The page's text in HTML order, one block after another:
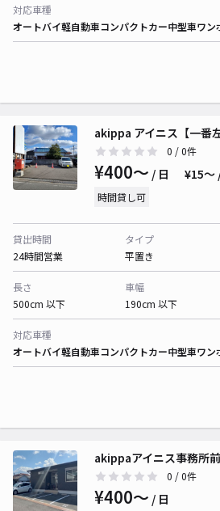
対応車種
オートバイ軽自動車コンパクトカー中型車ワン
akippa アイニス【一番左
0 / 0件
¥400〜 / 日 ¥15〜
時間貸し可
貸出時間
24時間営業
タイプ
平置き
長さ
500cm 以下
車幅
190cm 以下
対応車種
オートバイ軽自動車コンパクトカー中型車ワン
akippaアイニス事務所前
0 / 0件
¥400〜 / 日